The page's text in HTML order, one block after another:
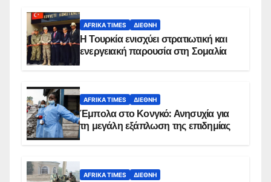
AFRIKA TIMES ΔΙΕΘΝΉ
Η Τουρκία ενισχύει στρατιωτική και
ενεργειακή παρουσία στη Σομαλία
AFRIKA TIMES ΔΙΕΘΝΉ
Έμπολα στο Κονγκό: Ανησυχία για
τη μεγάλη εξάπλωση της επιδημίας
AFRIKA TIMES ΔΙΕΘΝΉ